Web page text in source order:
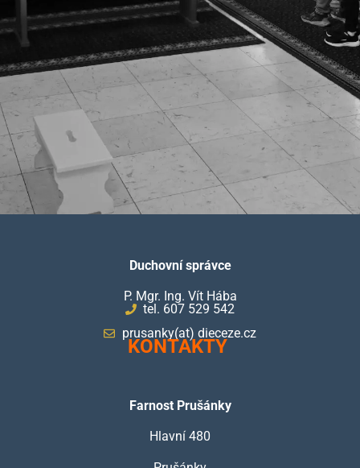
Duchovní správce
P. Mgr. Ing. Vít Hába
tel. 607 529 542
prusanky(at) dieceze.cz
KONTAKTY
Farnost Prušánky
Hlavní 480